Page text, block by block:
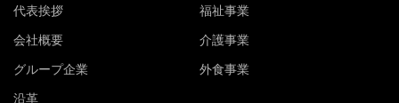
代表挨拶
会社概要
グループ企業
沿革
福祉事業
介護事業
外食事業